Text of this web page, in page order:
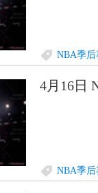
NBA季后
4月16日
NBA季后